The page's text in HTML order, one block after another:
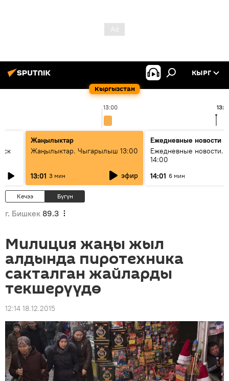
Кыргызстан
КЫРГ
13:00
Жаңылыктар
Жаңылыктар. Чыгарылыш 13:00
13:01 3 мин эфир
Ежедневные новости
Ежедневные новости.
14:00
14:01 6 мин
Кечээ Бүгүн
г. Бишкек 89.3
Милиция жаңы жыл
алдында пиротехника
сакталган жайларды
текшерүүдө
12:14 18.12.2015